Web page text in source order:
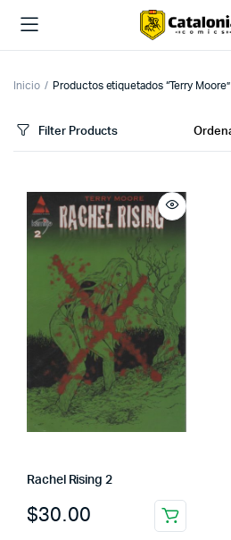
Inicio Productos etiquetados “Terry Moore”
Filter Products
Rachel Rising 2
$30.00